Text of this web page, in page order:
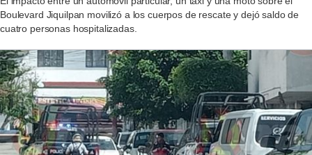
Boulevard Jiquilpan movilizó a los cuerpos de rescate y dejó saldo de
cuatro personas hospitalizadas.